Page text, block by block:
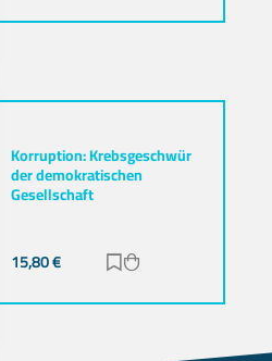
Korruption: Krebsgeschwür
der demokratischen
Gesellschaft
15,80€ Zur Merkliste